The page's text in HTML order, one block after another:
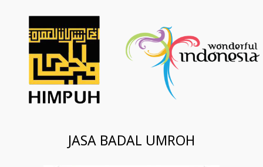
JASA BADAL UMROH